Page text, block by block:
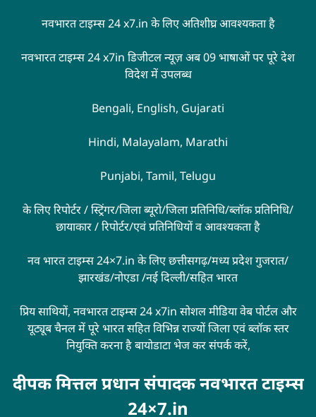
नवभारत टाइम्स 24 x7.in के लिए अतिशीघ्र आवश्यकता है
नवभारत टाइम्स 24 x7in डिजीटल न्यूज़ अब 09 भाषाओं पर पूरे देश
विदेश में उपलब्ध
Bengali, English, Gujarati
Hindi, Malayalam, Marathi
Punjabi, Tamil, Telugu
के लिए रिपोर्टर / स्ट्रिंगर/जिला ब्यूरो/जिला प्रतिनिधि/ब्लॉक प्रतिनिधि/
छायाकार / रिपोर्टर/एवं प्रतिनिधियों व आवश्यकता है
नव भारत टाइम्स 24×7.in के लिए छत्तीसगढ़/मध्य प्रदेश गुजरात/
झारखंड/नोएडा /नई दिल्ली/सहित भारत
प्रिय साथियों, नवभारत टाइम्स 24 x7in सोशल मीडिया वेब पोर्टल और
यूट्यूब चैनल में पूरे भारत सहित विभिन्न राज्यों जिला एवं ब्लॉक स्तर
नियुक्ति करना है बायोडाटा भेज कर संपर्क करें,
दीपक मित्तल प्रधान संपादक नवभारत टाइम्स
24×7.in